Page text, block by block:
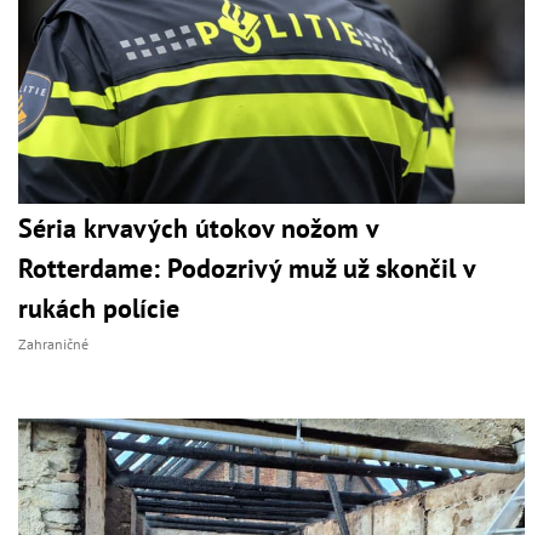
Séria krvavých útokov nožom v
Rotterdame: Podozrivý muž už skončil v
rukách polície
Zahraničné